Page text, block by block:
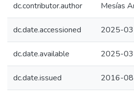
dc.contributor.author Mesías
dc.date.accessioned 2025-
dc.date.available 2025-
dc.date.issued 2016-08